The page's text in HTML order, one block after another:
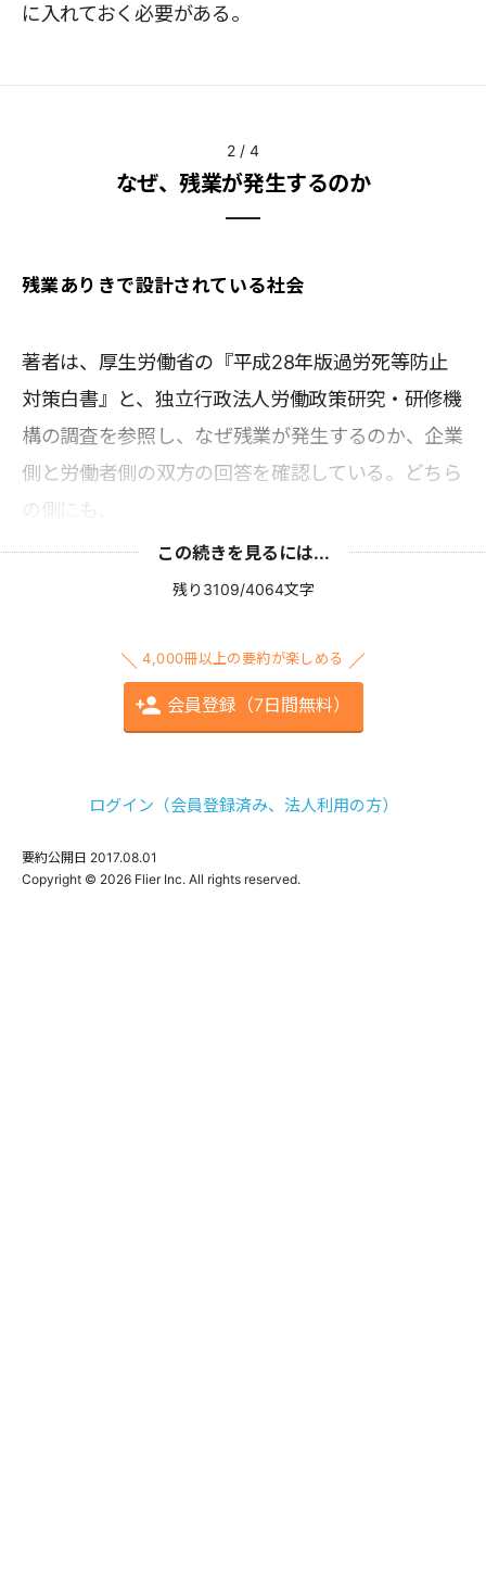
に入れておく必要がある。
2 / 4
なぜ、残業が発生するのか
残業ありきで設計されている社会
著者は、厚生労働省の『平成28年版過労死等防止
対策白書』と、独立行政法人労働政策研究・研修機
構の調査を参照し、なぜ残業が発生するのか、企業
側と労働者側の双方の回答を確認している。どちら
の側にも、
この続きを見るには...
残り3109/4064文字
4,000冊以上の要約が楽しめる
会員登録（7日間無料）
ログイン（会員登録済み、法人利用の方）
要約公開日 2017.08.01